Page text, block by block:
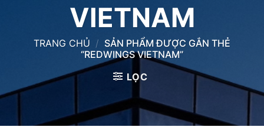
VIETNAM
TRANG CHỦ / SẢN PHẨM ĐƯỢC GẮN THẺ
“REDWINGS VIETNAM”
LỌC